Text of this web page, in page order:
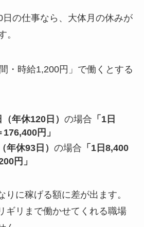
の仕事なら、大体月の休みが
。
・時給1,200円」で働くとする
年休120日） の場合 「1日
円」
年休93日） の場合 「1日8,400
円」
りに稼げる額に差が出ます。
ギリまで働かせてくれる職場